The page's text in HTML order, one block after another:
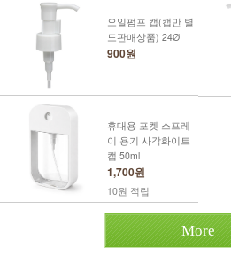
오일펌프 캡(캡만 별
도판매상품) 24Ø
900원
휴대용 포켓 스프레
이 용기 사각화이트
캡 50ml
1,700원
10원 적립
More